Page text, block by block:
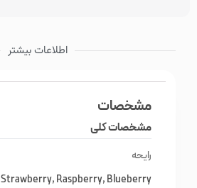
اطلاعات بیشتر
مشخصات
مشخصات کلی
رایحه
Strawberry, Raspberry, Blueberry